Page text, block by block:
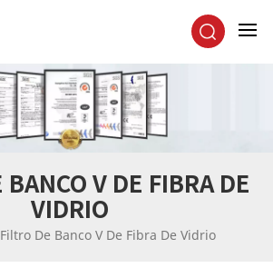
VIDRIO
Filtro De Banco V De Fibra De Vidrio